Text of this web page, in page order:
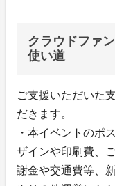
クラウドファ
使い道
ご支援いただいた
だきます。
・本イベントのポ
ザインや印刷費、
謝金や交通費等、